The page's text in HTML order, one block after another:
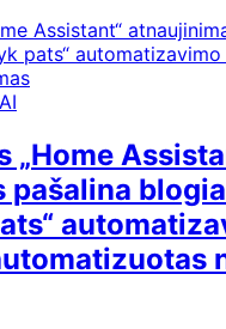
„Home
pašalina